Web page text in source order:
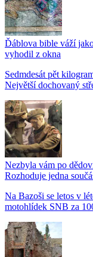
Ďáblova bible váží
vyhodil z okna
Sedmdesát pět
Největší dochovaný
Nezbyla vám po
Rozhoduje jedna
Na Bazoši se letos v
motohlídek SNB za